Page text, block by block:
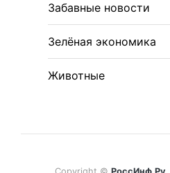
Забавные новости
Зелёная экономика
Животные